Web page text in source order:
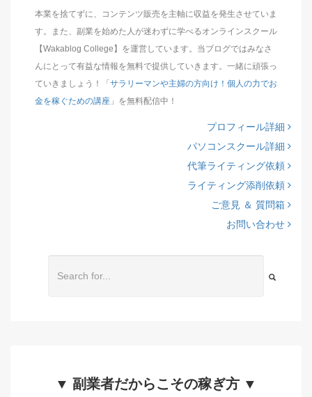
本業を捨てずに、コンテンツ販売を主軸に収益を発生させていま
す。また、副業を始めた人が迷わずに学べるオンラインスクール
【Wakablog College】を運営しています。当ブログではみなさ
んにとって有益な情報を無料で提供していきます。一緒に頑張っ
ていきましょう！「 サラリーマンや主婦の方向け！個人の力でお
金を稼ぐための講座 」を無料配信中！
プロフィール詳細
パソコンスクール詳細
代筆ライティング依頼
ライティング添削依頼
ご意見 ＆ 質問箱
お問い合わせ
▼ 副業者だからこその稼ぎ方 ▼